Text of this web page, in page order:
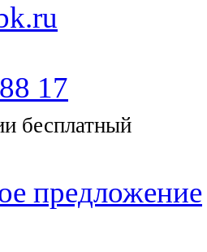
17
бесплатный
предложение